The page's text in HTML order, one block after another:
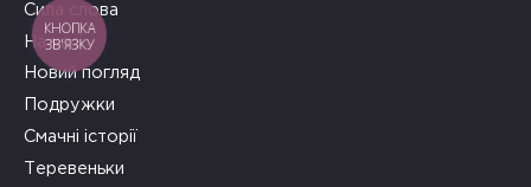
Сила слова
На часі
Новий погляд
Подружки
Смачні історії
Теревеньки
КНОПКА
ЗВ'ЯЗКУ